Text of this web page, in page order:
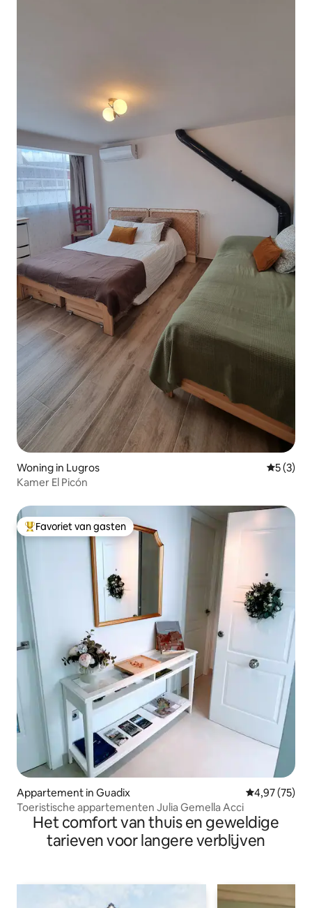
Woning in Lugros
5 (3)
Kamer El Picón
Topfavoriet van gasten
Favoriet van gasten
Appartement in Guadix Gemiddelde
4,97 (75)
Toeristische appartementen Julia Gemella Acci
Het comfort van thuis en geweldige
tarieven voor langere verblijven